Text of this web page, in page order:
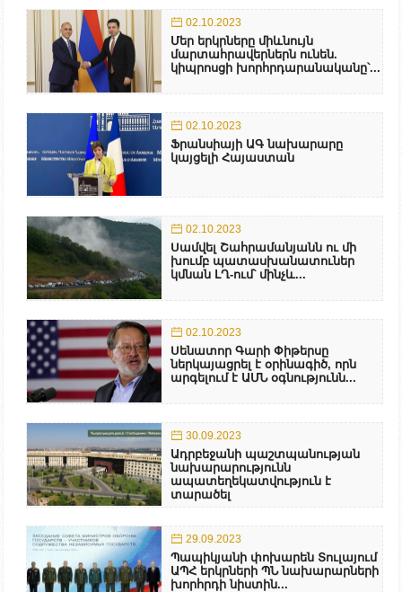
02.10.2023
Մեր երկրները միևնույն
մարտահրավերներն ունեն.
կիպրոսցի խորհրդարանականը՝...
02.10.2023
Ֆրանսիայի ԱԳ նախարարը
կայցելի Հայաստան
02.10.2023
Սամվել Շահրամանյանն ու մի
խումբ պատասխանատուներ
կմնան ԼՂ-ում՝ մինչև...
02.10.2023
Սենատոր Գարի Փիթերսը
ներկայացրել է օրինագիծ, որն
արգելում է ԱՄՆ օգնությունն...
30.09.2023
Ադրբեջանի պաշտպանության
նախարարությունն
ապատեղեկատվություն է
տարածել
29.09.2023
Պապիկյանի փոխարեն Տուլայում
ԱՊՀ երկրների ՊՆ նախարարների
խորհրդի նիստին...